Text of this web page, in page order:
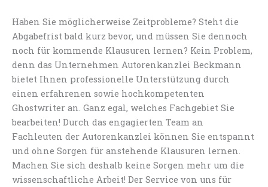
Haben Sie möglicherweise Zeitprobleme? Steht die
Abgabefrist bald kurz bevor, und müssen Sie dennoch
noch für kommende Klausuren lernen? Kein Problem,
denn das Unternehmen Autorenkanzlei Beckmann
bietet Ihnen professionelle Unterstützung durch
einen erfahrenen sowie hochkompetenten
Ghostwriter an. Ganz egal, welches Fachgebiet Sie
bearbeiten! Durch das engagierten Team an
Fachleuten der Autorenkanzlei können Sie entspannt
und ohne Sorgen für anstehende Klausuren lernen.
Machen Sie sich deshalb keine Sorgen mehr um die
wissenschaftliche Arbeit! Der Service von uns für